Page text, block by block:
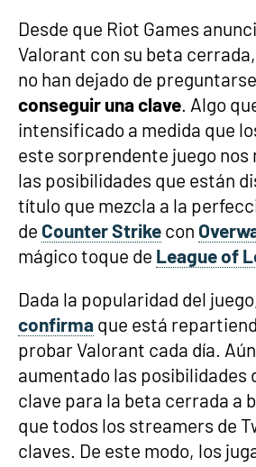
Desde que Riot Games
Valorant con su beta
no han dejado de preguntarse
conseguir una clave. Algo
intensificado a medida que
este sorprendente juego
las posibilidades que están
título que mezcla a la
de Counter Strike con
mágico toque de League of
Dada la popularidad del
confirma que está
probar Valorant cada día.
aumentado las posibilidades
clave para la beta cerrada a
que todos los streamers de
claves. De este modo, los